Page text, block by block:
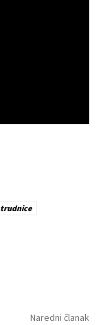
trudnice
Naredni članak